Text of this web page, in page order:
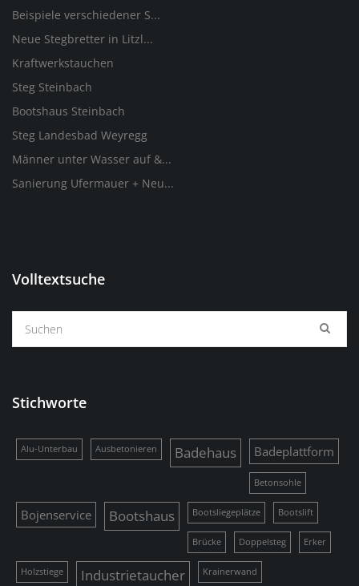
Beispiele verschiedener S...
Neue Stegbretter in Litzl...
Kraftwerkstauchen
Steg Steinbach
Bootshaus Steinbach
Steg Landesbad Weyregg
Männer unter Wasser auf &...
Sanierung Ufermauer + Neu...
Volltextsuche
Stichworte
Alu-Unterbau Ausbetonieren Badehaus Badeplattform
Betonsohle
Bojenservice Bootshaus Bootsliegeplätze Bootslift
Brücke Doppelsteg Erker
Holzstiege Industrietaucher Krainerwand